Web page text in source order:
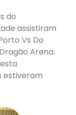
do
assistiram
Vs Do
Arena.
estiveram